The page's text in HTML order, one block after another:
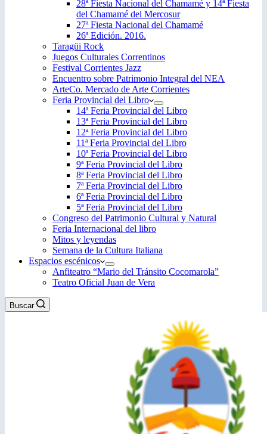
28ª Fiesta Nacional del Chamamé y 14ª Fiesta
del Chamamé del Mercosur
27ª Fiesta Nacional del Chamamé
26ª Edición. 2016.
Taragüi Rock
Juegos Culturales Correntinos
Festival Corrientes Jazz
Encuentro sobre Patrimonio Integral del NEA
ArteCo. Mercado de Arte Corrientes
Feria Provincial del Libro
14ª Feria Provincial del Libro
13ª Feria Provincial del Libro
12ª Feria Provincial del Libro
11ª Feria Provincial del Libro
10ª Feria Provincial del Libro
9ª Feria Provincial del Libro
8ª Feria Provincial del Libro
7ª Feria Provincial del Libro
6ª Feria Provincial del Libro
5ª Feria Provincial del Libro
Congreso del Patrimonio Cultural y Natural
Feria Internacional del libro
Mitos y leyendas
Semana de la Cultura Italiana
Espacios escénicos
Anfiteatro “Mario del Tránsito Cocomarola”
Teatro Oficial Juan de Vera
Buscar